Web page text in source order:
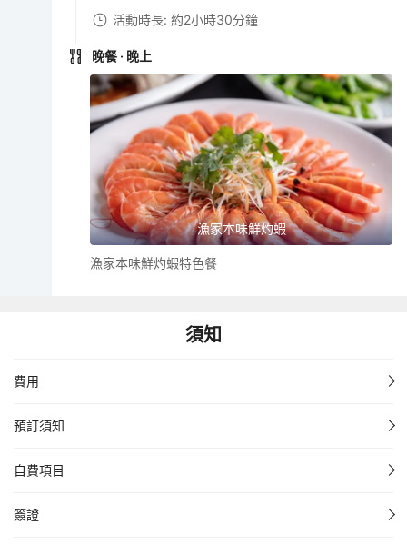
活動時長: 約2小時30分鐘
晚餐 · 晚上
漁家本味鮮灼蝦
漁家本味鮮灼蝦特色餐
須知
費用
預訂須知
自費項目
簽證